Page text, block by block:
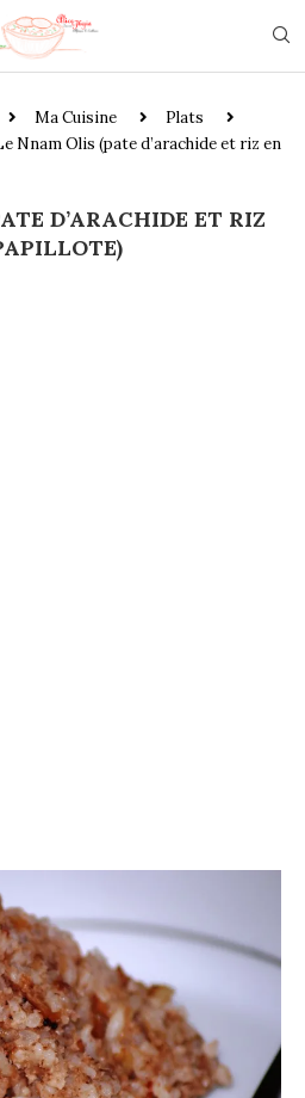
Ma Cuisine
Plats
Nnam Olis (pate d’arachide et riz en
D’ARACHIDE ET RIZ